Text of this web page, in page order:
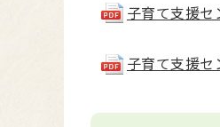
子育て支援
子育て支援